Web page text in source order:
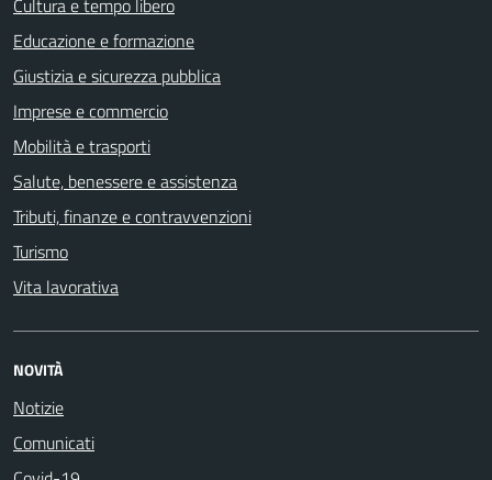
Cultura e tempo libero
Educazione e formazione
Giustizia e sicurezza pubblica
Imprese e commercio
Mobilità e trasporti
Salute, benessere e assistenza
Tributi, finanze e contravvenzioni
Turismo
Vita lavorativa
NOVITÀ
Notizie
Comunicati